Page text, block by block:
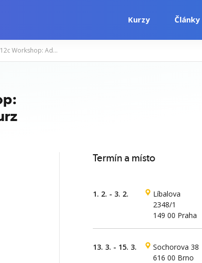
Kurzy Články
Počítačové kurzy
Oracle Database 11g/12c Workshop: Administrace databáze – úvodní kurz
Termín a místo
1. 2. - 3. 2.
Líbalova
2348/1
149 00 Praha
13. 3. - 15. 3.
Sochorova 38
616 00 Brno